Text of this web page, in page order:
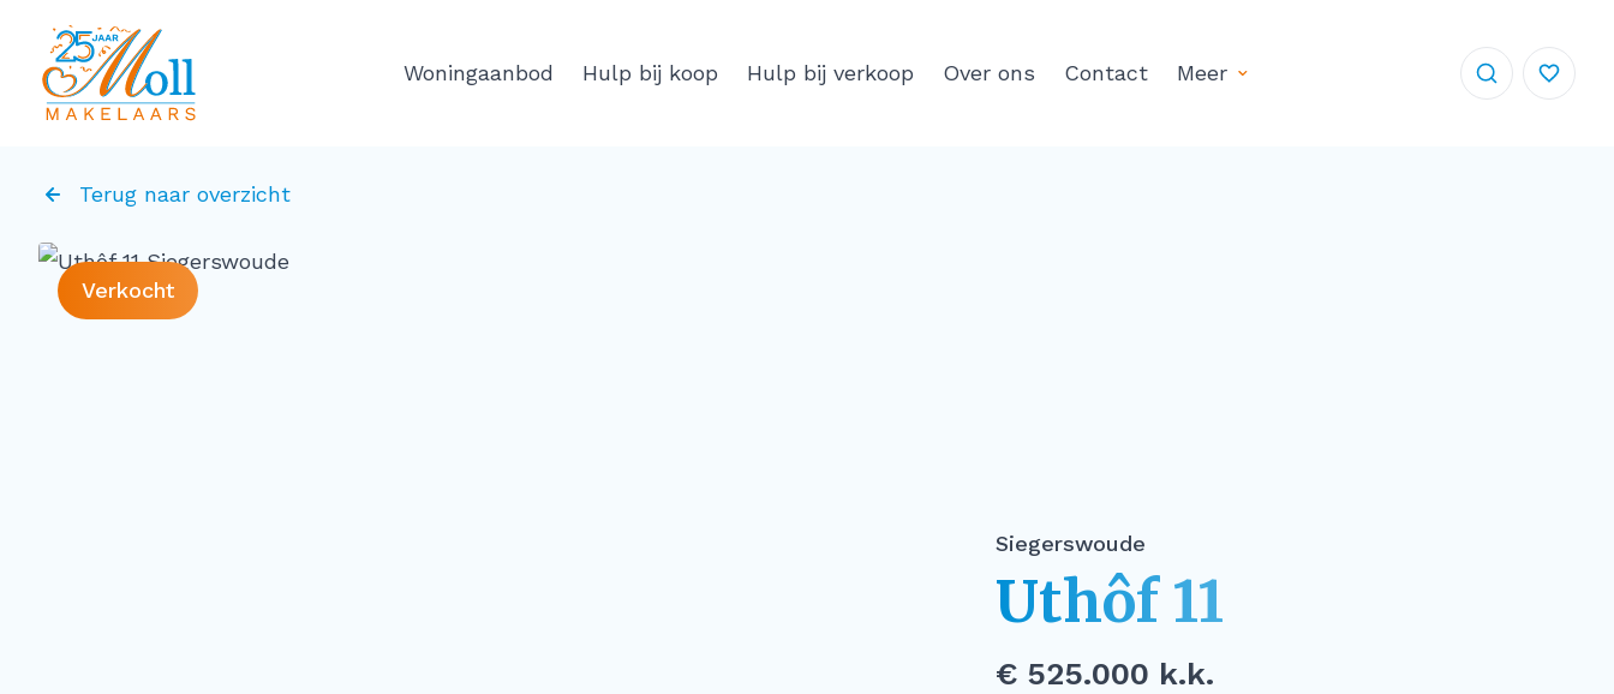
Woningaanbod Hulp bij koop Hulp bij verkoop Over ons Contact Meer
Terug naar overzicht
Verkocht
Siegerswoude
Uthôf 11
€ 525.000 k.k.